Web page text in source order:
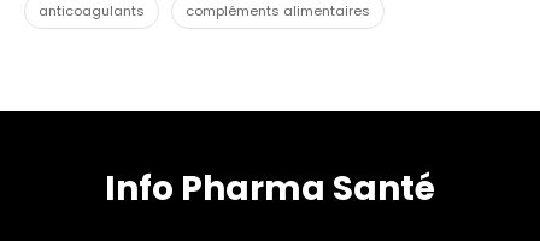
anticoagulants compléments alimentaires
Info Pharma Santé